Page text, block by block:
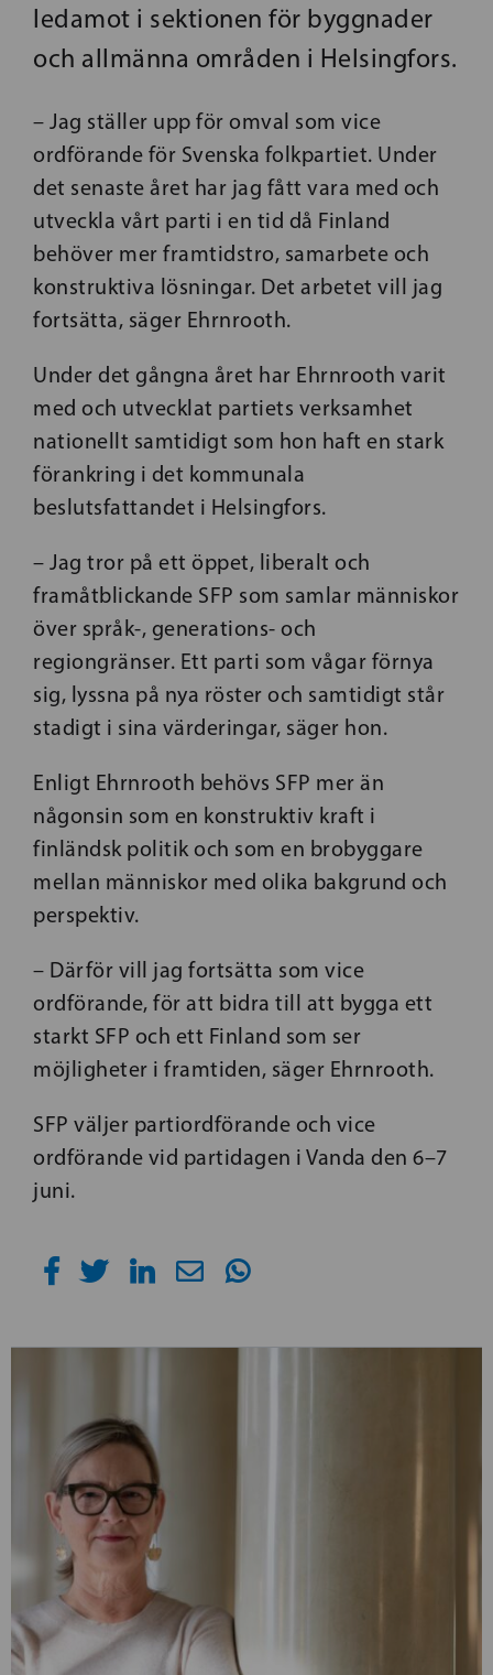
ledamot i sektionen för byggnader
och allmänna områden i Helsingfors.
– Jag ställer upp för omval som vice
ordförande för Svenska folkpartiet. Under
det senaste året har jag fått vara med och
utveckla vårt parti i en tid då Finland
behöver mer framtidstro, samarbete och
konstruktiva lösningar. Det arbetet vill jag
fortsätta, säger Ehrnrooth.
Under det gångna året har Ehrnrooth varit
med och utvecklat partiets verksamhet
nationellt samtidigt som hon haft en stark
förankring i det kommunala
beslutsfattandet i Helsingfors.
– Jag tror på ett öppet, liberalt och
framåtblickande SFP som samlar människor
över språk-, generations- och
regiongränser. Ett parti som vågar förnya
sig, lyssna på nya röster och samtidigt står
stadigt i sina värderingar, säger hon.
Enligt Ehrnrooth behövs SFP mer än
någonsin som en konstruktiv kraft i
finländsk politik och som en brobyggare
mellan människor med olika bakgrund och
perspektiv.
– Därför vill jag fortsätta som vice
ordförande, för att bidra till att bygga ett
starkt SFP och ett Finland som ser
möjligheter i framtiden, säger Ehrnrooth.
SFP väljer partiordförande och vice
ordförande vid partidagen i Vanda den 6–7
juni.